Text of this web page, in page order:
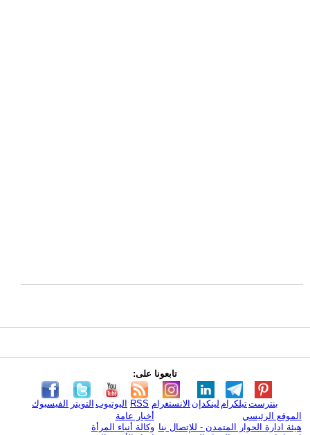
تابعونا على:
الفيسبوك التويتر اليوتيوب RSS الانستغرام لينكدإن تيلكرامبنترست
الموقع الرئيسي
هيئة ادارة الحوار المتمدن - للإتصال بنا
أخبار عامة
وكالة أنباء المرأة